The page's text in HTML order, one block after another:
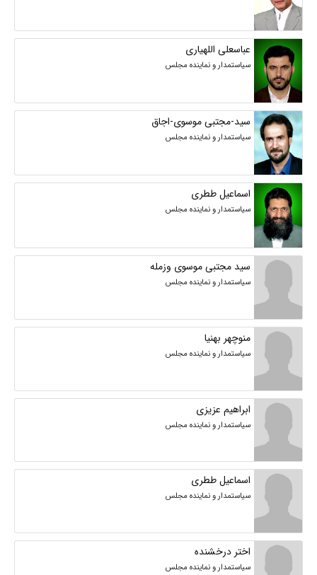
عباسعلی اللهیاری
سیاستمدار و نماینده مجلس
سید-مجتبی موسوی-اجاق
سیاستمدار و نماینده مجلس
اسماعیل ططری
سیاستمدار و نماینده مجلس
سید مجتبی موسوی وزمله
سیاستمدار و نماینده مجلس
منوچهر بهنیا
سیاستمدار و نماینده مجلس
ابراهیم عزیزی
سیاستمدار و نماینده مجلس
اسماعیل ططری
سیاستمدار و نماینده مجلس
اختر درخشنده
سیاستمدار و نماینده مجلس